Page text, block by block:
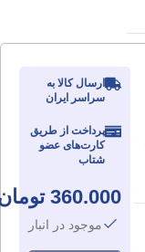
ارسال کالا به
سراسر ایران
پرداخت از طریق
کارت‌های عضو
شتاب
360.000
موجود در انبار